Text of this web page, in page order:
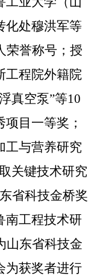
化处穆洪军等
荣誉称号；授
工程院外籍院
真空泵”等10
目一等奖；
工与营养研究
关键技术研究
省科技金桥奖
南工程技术研
山东省科技金
为获奖者进行